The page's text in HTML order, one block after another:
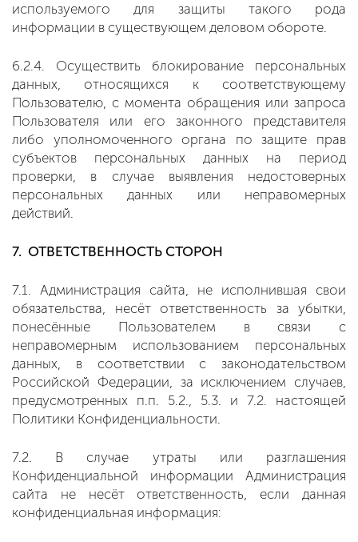
используемого для защиты такого рода
информации в существующем деловом обороте.
6.2.4. Осуществить блокирование персональных
данных, относящихся к соответствующему
Пользователю, с момента обращения или запроса
Пользователя или его законного представителя
либо уполномоченного органа по защите прав
субъектов персональных данных на период
проверки, в случае выявления недостоверных
персональных данных или неправомерных
действий.
7. ОТВЕТСТВЕННОСТЬ СТОРОН
7.1. Администрация сайта, не исполнившая свои
обязательства, несёт ответственность за убытки,
понесённые Пользователем в связи с
неправомерным использованием персональных
данных, в соответствии с законодательством
Российской Федерации, за исключением случаев,
предусмотренных п.п. 5.2., 5.3. и 7.2. настоящей
Политики Конфиденциальности.
7.2. В случае утраты или разглашения
Конфиденциальной информации Администрация
сайта не несёт ответственность, если данная
конфиденциальная информация: